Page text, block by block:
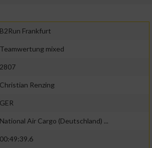
B2Run Frankfurt
Teamwertung mixed
2807
Christian Renzing
GER
National Air Cargo (Deutschland) ...
00:49:39.6